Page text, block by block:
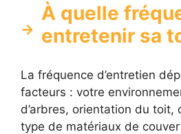
À quelle
entretenir sa
La fréquence d’entretien
facteurs : votre
d’arbres, orientation du toit,
type de matériaux de